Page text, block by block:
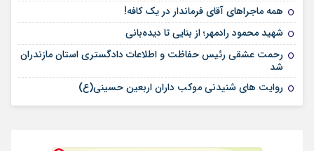
همه ماجراهای آقای فرماندار در یک کافه!
شهید محمود رادمهر؛ از بنایی تا دیده‌بانی
رحمت عشقی رئیس حفاظت و اطلاعات دادگستری استان مازندران
شد
روایت های شنیدنی موکب داران اربعین حسینی(ع)